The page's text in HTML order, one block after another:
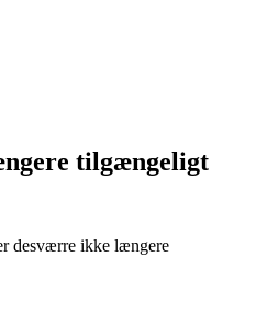
tilgængeligt
desværre ikke længere